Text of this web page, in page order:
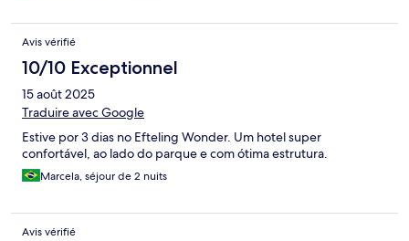
Avis vérifié
10/10 Exceptionnel
15 août 2025
Traduire avec Google
Estive por 3 dias no Efteling Wonder. Um hotel super
confortável, ao lado do parque e com ótima estrutura.
Marcela, séjour de 2 nuits
Avis vérifié